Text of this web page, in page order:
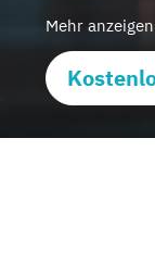
Mehr anzeigen